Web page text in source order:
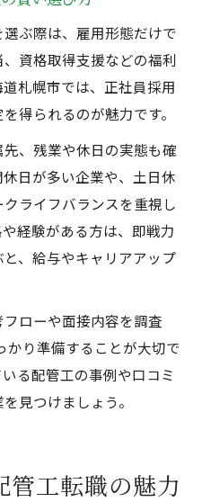
ぶ際は、雇用形態だけで
資格取得支援などの福利
札幌市では、正社員採用
得られるのが魅力です。
、残業や休日の実態も確
日が多い企業や、土日休
ライフバランスを重視し
経験がある方は、即戦力
、給与やキャリアアップ
ローや面接内容を調査
かり準備することが大切で
る配管工の事例や口コミ
見つけましょう。
管工転職の魅力